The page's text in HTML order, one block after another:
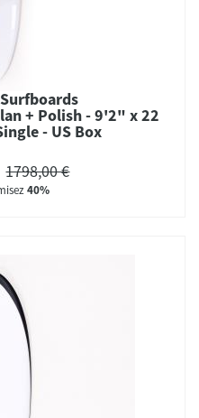
+ Polish - 9'2" x 22
- US Box
1798,00 €
40%